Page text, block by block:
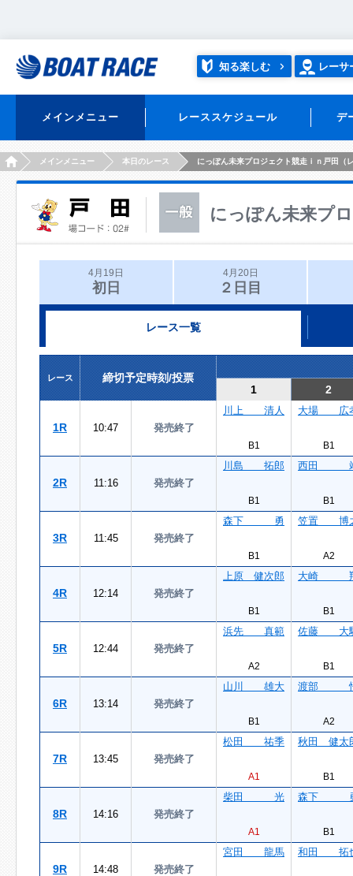
知る楽しむ レーサ
メインメニュー レーススケジュール デ
HOMEメインメニュー 本日のレース にっぽん未来プロジェクト競走ｉｎ戸田（
にっぽん未来プ
4月19日
初日
4月20日
２日目
レース一覧
レース
締切予定時刻/投票
1
2
1R 10:47 発売終了
川上 清人
B1
大場 広
B1
2R 11:16 発売終了
川島 拓郎
B1
西田
B1
3R 11:45 発売終了
森下 勇
B1
笠置 博
A2
4R 12:14 発売終了
上原 健次郎
B1
大崎
B1
5R 12:44 発売終了
浜先 真範
A2
佐藤 大
B1
6R 13:14 発売終了
山川 雄大
B1
渡部
A2
7R 13:45 発売終了
松田 祐季
A1
秋田 健太
B1
8R 14:16 発売終了
柴田 光
A1
森下
B1
9R 14:48 発売終了
宮田 龍馬 和田 拓